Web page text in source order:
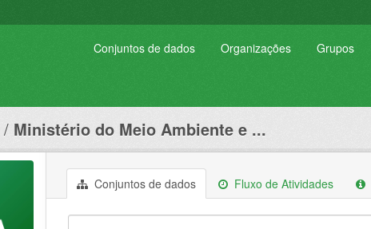
Conjuntos de dados Organizações Grupos
Ministério do Meio Ambiente e ...
Conjuntos de dados Fluxo de Atividades